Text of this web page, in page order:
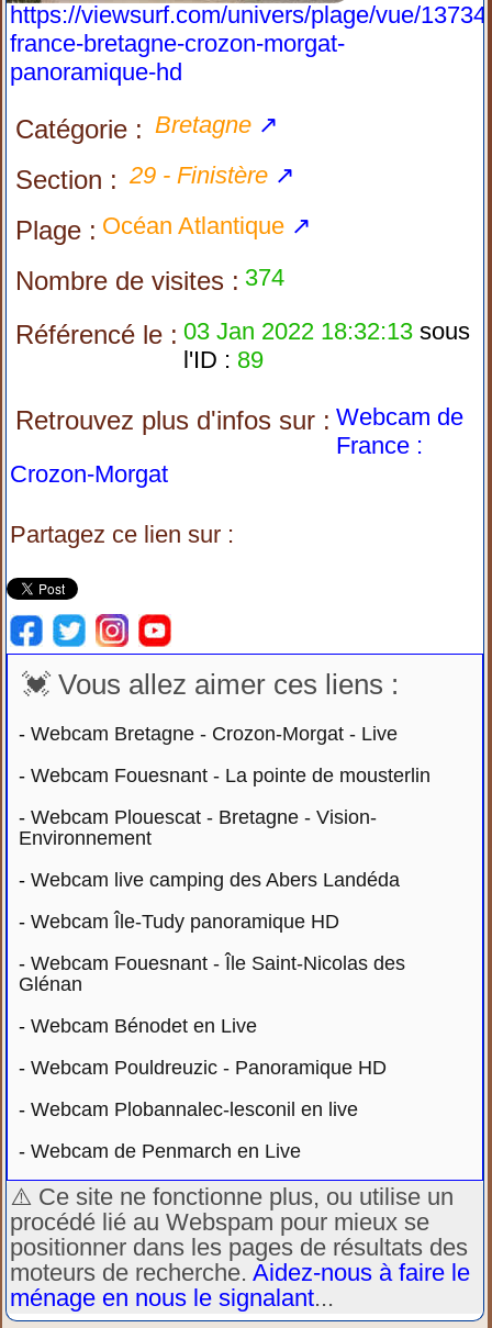
https://viewsurf.com/univers/plage/vue/
france-bretagne-crozon-morgat-
panoramique-hd
Catégorie : Bretagne ↗
Section : 29 - Finistère ↗
Plage : Océan Atlantique ↗
Nombre de visites : 374
Référencé le : 03 Jan 2022 18:32:13 sous
l'ID : 89
Retrouvez plus d'infos sur : Webcam de
France :
Crozon-Morgat
Partagez ce lien sur :
💓 Vous allez aimer ces liens :
-Webcam Bretagne - Crozon-Morgat - Live
-Webcam Fouesnant - La pointe de mousterlin
-Webcam Plouescat - Bretagne - Vision-
Environnement
-Webcam live camping des Abers Landéda
-Webcam Île-Tudy panoramique HD
-Webcam Fouesnant - Île Saint-Nicolas des
Glénan
-Webcam Bénodet en Live
-Webcam Pouldreuzic - Panoramique HD
-Webcam Plobannalec-lesconil en live
-Webcam de Penmarch en Live
⚠️ Ce site ne fonctionne plus, ou utilise un
procédé lié au Webspam pour mieux se
positionner dans les pages de résultats des
moteurs de recherche.Aidez-nous à faire le
ménage en nous le signalant...